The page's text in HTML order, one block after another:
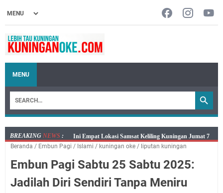
MENU
BREAKING NEWS :
Jumat 7 Agustus 2026 Mobil SIM Keliling Ada di
Kecamatan Sindangagung
Embun Pagi Jumat 8 Agustus 2026: Jika Keberkahan
Kelaparan Meskipun Memiliki Sekarung Penuh Uang
Beranda / ‌Embun Pagi / Islami / kuningan oke / liputan kuningan
Embun Pagi Sabtu 25 Sabtu 2025:
Jadilah Diri Sendiri Tanpa Meniru